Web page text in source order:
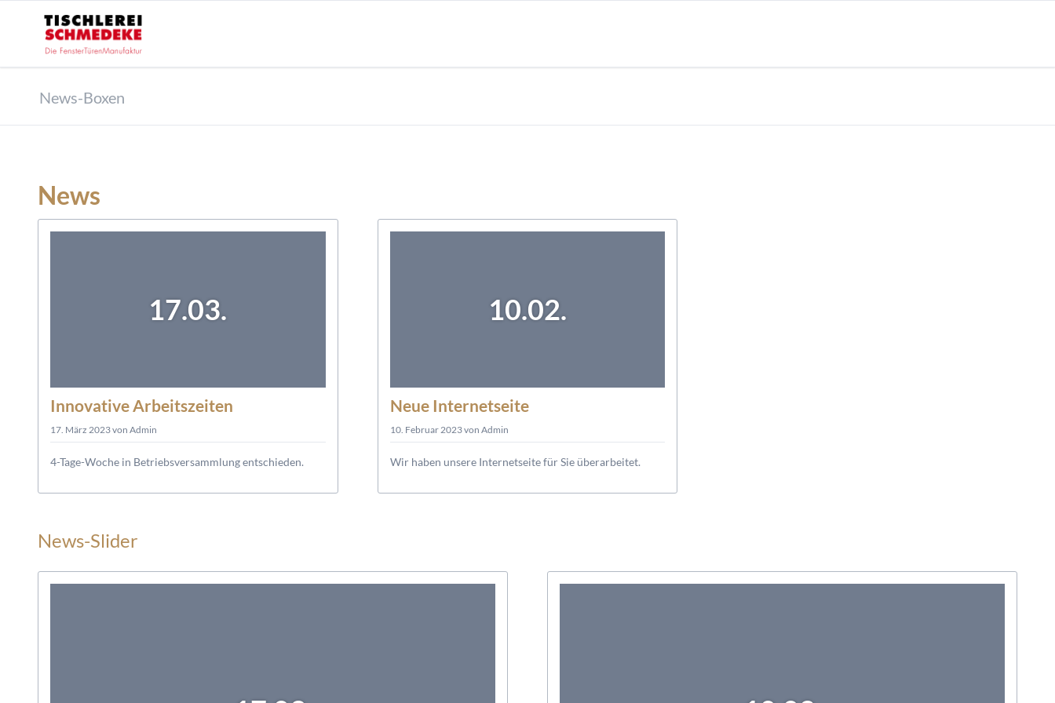
News-Boxen
News
17.03.
Innovative Arbeitszeiten
17. März 2023von Admin
4-Tage-Woche in Betriebsversammlung entschieden.
10.02.
Neue Internetseite
10. Februar 2023von Admin
Wir haben unsere Internetseite für Sie überarbeitet.
News-Slider